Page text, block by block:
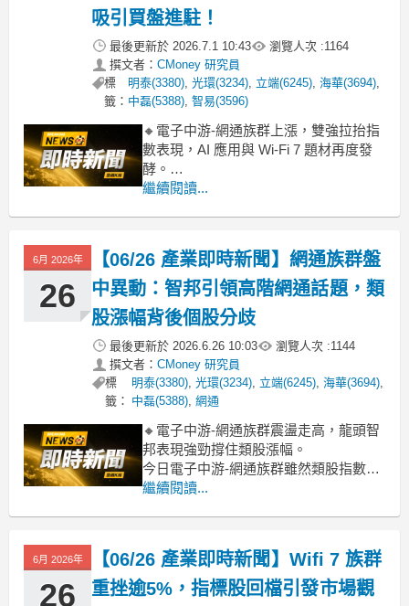
吸引買盤進駐！
最後更新於 2026.7.1 10:43 瀏覽人次 :1164
撰文者： CMoney 研究員
標
籤：
明泰(3380),光環(3234), 立端(6245),海華(3694),
中磊(5388),智易(3596)
🔸電子中游-網通族群上漲，雙強拉抬指
數表現，AI 應用與 Wi-Fi 7 題材再度發
酵。
電子中游-網通族群盤中表現強勁，整體
點。儘管板塊內多數個股漲跌互見，但
指標股的強勁表現成功撐起族群士氣。
主要動能來自市場持續看
繼續閱讀...
6月 2026年
26
【06/26 產業即時新聞】網通族群盤
中異動：智邦引領高階網通話題，類
股漲幅背後個股分歧
最後更新於 2026.6.26 10:03 瀏覽人次 :1144
撰文者： CMoney 研究員
標
籤：
明泰(3380), 光環(3234), 立端(6245), 海華(3694),
中磊(5388), 網通
🔸電子中游-網通族群震盪走高，龍頭智
邦表現強勁撐住類股漲幅。
今日電子中游-網通族群雖然類股指數上
漲2.26%，看似熱絡，但細看盤面，主要
整個類股盤面的關鍵動能。然而，觀察
其他多數網通個股，包括普萊德、合勤
控、智易、啟
繼續閱讀...
6月 2026年
26
【06/26 產業即時新聞】Wifi 7 族群
重挫逾5%，指標股回檔引發市場觀